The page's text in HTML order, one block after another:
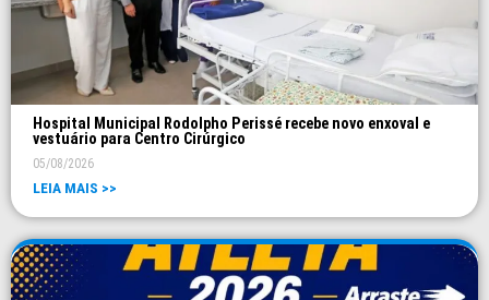
Hospital Municipal Rodolpho Perissé recebe novo enxoval e
vestuário para Centro Cirúrgico
05/08/2026
LEIA MAIS >>